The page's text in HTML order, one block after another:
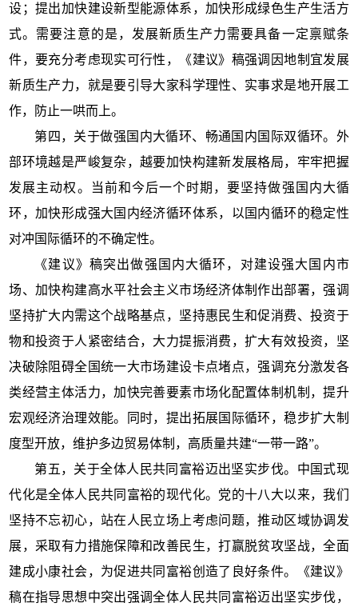
设；提出加快建设新型能源体系，加快形成绿色生产生活方
式。需要注意的是，发展新质生产力需要具备一定禀赋条
件，要充分考虑现实可行性，《建议》稿强调因地制宜发展
新质生产力，就是要引导大家科学理性、实事求是地开展工
作，防止一哄而上。
第四，关于做强国内大循环、畅通国内国际双循环。外
部环境越是严峻复杂，越要加快构建新发展格局，牢牢把握
发展主动权。当前和今后一个时期，要坚持做强国内大循
环，加快形成强大国内经济循环体系，以国内循环的稳定性
对冲国际循环的不确定性。
《建议》稿突出做强国内大循环，对建设强大国内市
场、加快构建高水平社会主义市场经济体制作出部署，强调
坚持扩大内需这个战略基点，坚持惠民生和促消费、投资于
物和投资于人紧密结合，大力提振消费，扩大有效投资，坚
决破除阻碍全国统一大市场建设卡点堵点，强调充分激发各
类经营主体活力，加快完善要素市场化配置体制机制，提升
宏观经济治理效能。同时，提出拓展国际循环，稳步扩大制
度型开放，维护多边贸易体制，高质量共建“一带一路”。
第五，关于全体人民共同富裕迈出坚实步伐。中国式现
代化是全体人民共同富裕的现代化。党的十八大以来，我们
坚持不忘初心，站在人民立场上考虑问题，推动区域协调发
展，采取有力措施保障和改善民生，打赢脱贫攻坚战，全面
建成小康社会，为促进共同富裕创造了良好条件。《建议》
稿在指导思想中突出强调全体人民共同富裕迈出坚实步伐，